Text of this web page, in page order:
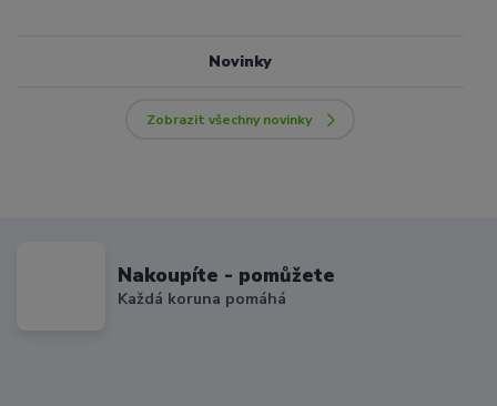
Novinky
Zobrazit všechny novinky
Nakoupíte - pomůžete
Každá koruna pomáhá